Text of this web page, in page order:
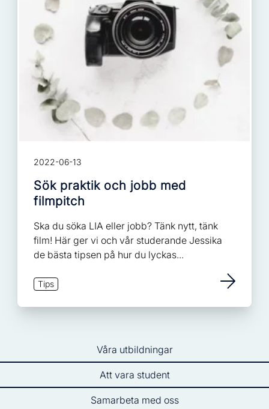
2022-06-13
Sök praktik och jobb med
filmpitch
Ska du söka LIA eller jobb? Tänk nytt, tänk
film! Här ger vi och vår studerande Jessika
de bästa tipsen på hur du lyckas...
Tips
Våra utbildningar
Att vara student
Samarbeta med oss